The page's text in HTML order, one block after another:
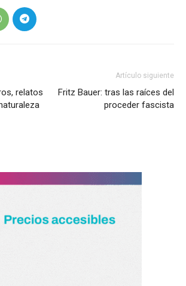
relatos
Artículo siguiente
Fritz Bauer: tras las raíces del
proceder fascista